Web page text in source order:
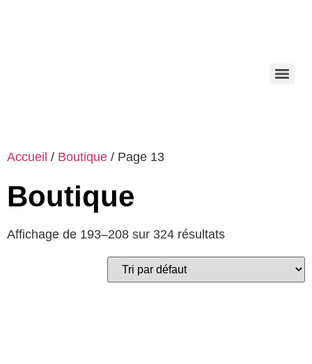
Accueil / Boutique / Page 13
Boutique
Affichage de 193–208 sur 324 résultats